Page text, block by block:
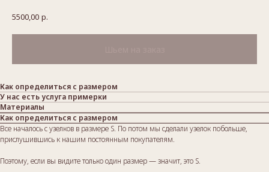
5500,00 р.
Как определиться с размером
У нас есть услуга примерки
Материалы
Как определиться с размером
Все началось с узелков в размере S. По потом мы сделали узелок побольше,
прислушившись к нашим постоянным покупателям.
Поэтому, если вы видите только один размер — значит, это S.